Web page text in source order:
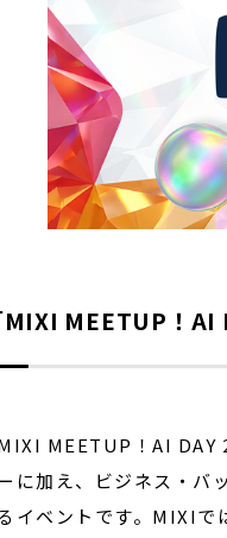
MEETUP！AI
MEETUP！AI DAY
に加え、ビジネス・バ
イベントです。MIXIで